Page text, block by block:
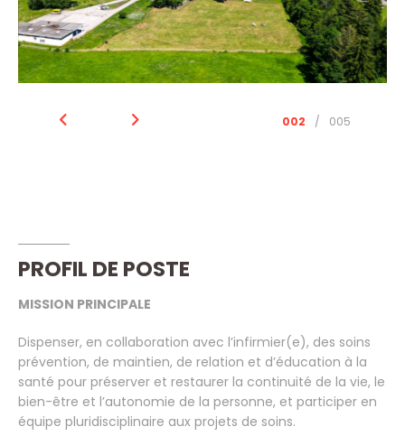
002 / 005
PROFIL DE POSTE
MISSION PRINCIPALE
Dispenser, en collaboration avec l’infirmier(e), des soins
prévention, de maintien, de relation et d’éducation à la
santé pour préserver et restaurer la continuité de la vie, le
bien-être et l’autonomie de la personne, et participer en
équipe pluridisciplinaire aux projets de soins.